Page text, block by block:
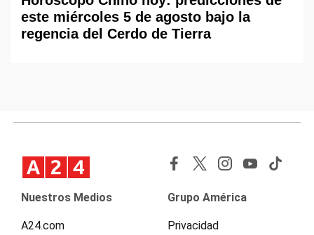
este miércoles 5 de agosto bajo la
regencia del Cerdo de Tierra
Nuestros Medios
A24.com
Grupo América
Privacidad